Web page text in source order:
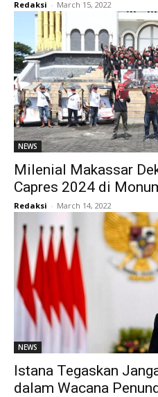
Redaksi - March 15, 2022
NEWS
Milenial Makassar
Capres 2024 di
Redaksi - March 14, 2022
NEWS
Istana Tegaskan
dalam Wacana